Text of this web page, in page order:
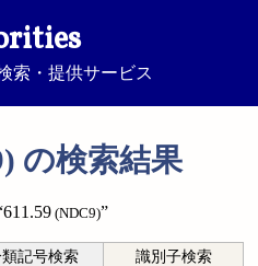
索・提供サービス
の検索結果
(NDC9)”
記号検索 識別子検索